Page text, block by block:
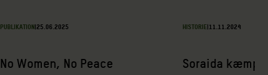
PUBLIKATION|25.06.2025
No Women, No Peace
HISTORIE|11.11.2024
Soraida